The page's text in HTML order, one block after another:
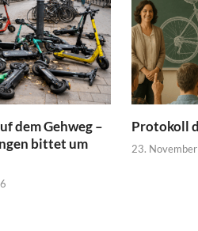
dem Gehweg –
bittet um
Protokoll
23.